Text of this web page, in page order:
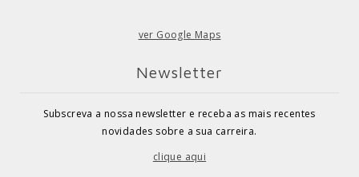
ver Google Maps
Newsletter
Subscreva a nossa newsletter e receba as mais recentes
novidades sobre a sua carreira.
clique aqui